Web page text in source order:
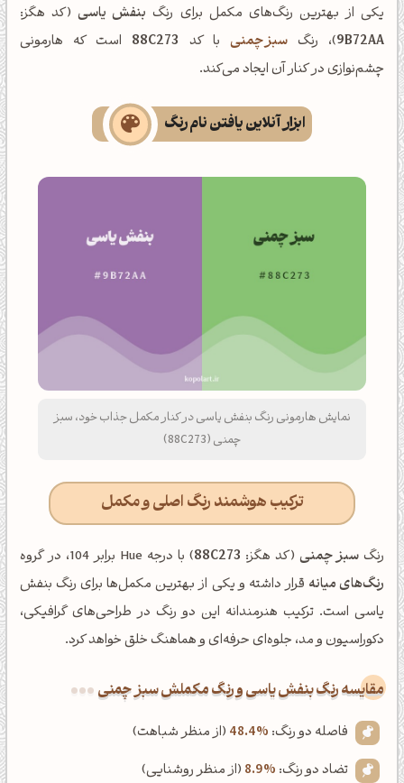
یکی از بهترین رنگ‌های مکمل برای رنگ بنفش یاسی(کد هگز:
9B72AA)، رنگسبز چمنی با کد 88C273 است که هارمونی
چشم‌نوازی در کنار آن ایجاد می‌کند.
ابزار آنلاین یافتن نام رنگ
نمایش هارمونی رنگ بنفش یاسی در کنار مکمل جذاب خود، سبز
چمنی (88C273)
ترکیب هوشمند رنگ اصلی و مکمل
رنگ سبز چمنی (کد هگز: 88C273) با درجه Hue برابر 104، در گروه
رنگ‌های میانه قرار داشته و یکی از بهترین مکمل‌ها برای رنگ بنفش
یاسی است. ترکیب هنرمندانه این دو رنگ در طراحی‌های گرافیکی،
دکوراسیون و مد، جلوه‌ای حرفه‌ای و هماهنگ خلق خواهد کرد.
‌مقایسه رنگ بنفش یاسی و رنگ مکملش سبز چمنی
فاصله دو رنگ: 48.4% (از منظر شباهت)
تضاد دو رنگ: 8.9% (از منظر روشنایی)